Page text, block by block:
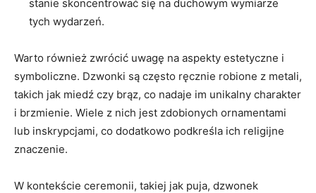
‌stanie skoncentrować się na duchowym wymiarze
tych wydarzeń.
Warto również zwrócić uwagę na aspekty estetyczne i
symboliczne. Dzwonki​ są często ręcznie robione z metali,
takich jak miedź czy⁢ brąz, co nadaje im unikalny charakter
i brzmienie. Wiele z⁢ nich jest zdobionych ornamentami
lub inskrypcjami, co dodatkowo podkreśla ich religijne
znaczenie.
W kontekście ceremonii, takiej jak ​puja, dzwonek